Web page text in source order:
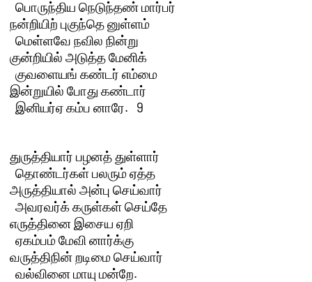
  பொருந்திய நெடுந்தண் மார்பர்
நன்றியிற் புகுந்தெ னுள்ளம்
  மெள்ளவே நவில நின்று
குன்றியில் அடுத்த மேனிக்
  குவளையங் கண்டர் எம்மை
இன்றுயில் போது கண்டார்
  இனியர்ஏ கம்ப னாரே.   9
துருத்தியார் பழனத் துள்ளார்
  தொண்டர்கள் பலரும் ஏத்த
அருத்தியால் அன்பு செய்வார்
  அவரவர்க் கருள்கள் செய்தே
எருத்தினை இசைய ஏறி
  ஏகம்பம் மேவி னார்க்கு
வருத்திநின் றடிமை செய்வார்
  வல்வினை மாயு மன்றே.